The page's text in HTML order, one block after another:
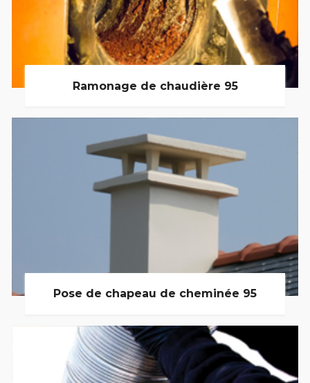
Ramonage de chaudière 95
Pose de chapeau de cheminée 95